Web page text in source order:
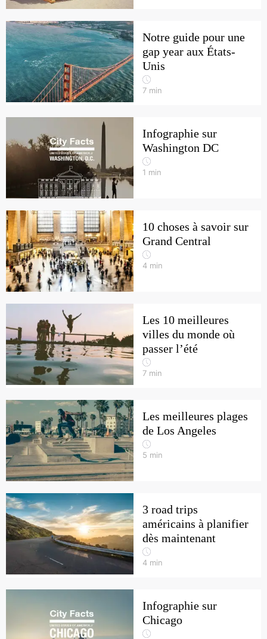
Notre guide pour une
gap year aux États-
Unis
7 min
Infographie sur
Washington DC
1 min
10 choses à savoir sur
Grand Central
4 min
Les 10 meilleures
villes du monde où
passer l’été
7 min
Les meilleures plages
de Los Angeles
5 min
3 road trips
américains à planifier
dès maintenant
4 min
Infographie sur
Chicago